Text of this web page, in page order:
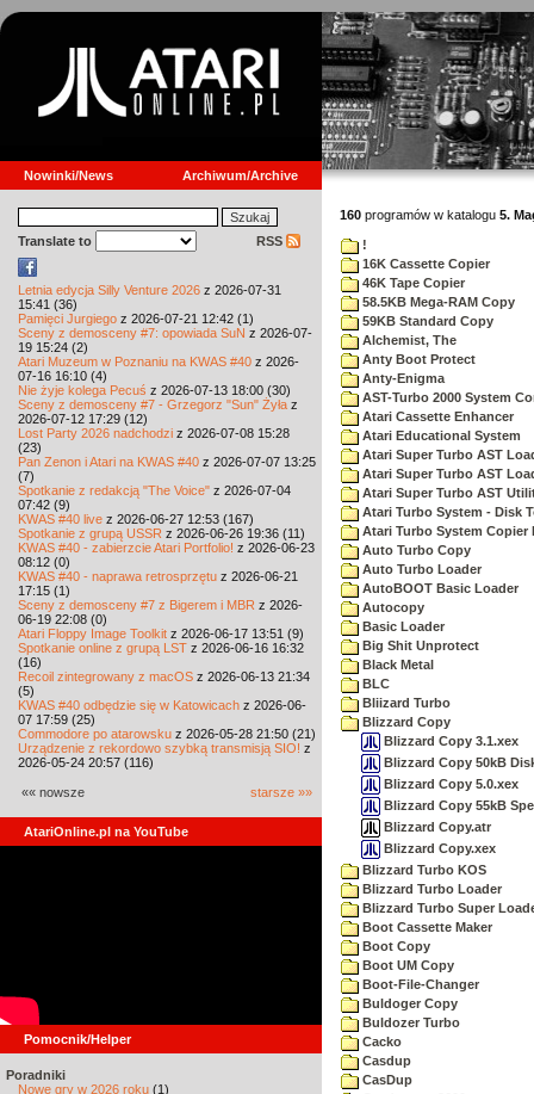
Nowinki/News Archiwum/Archive
Translate to RSS
Letnia edycja Silly Venture 2026 z 2026-07-31
15:41 (36)
Pamięci Jurgiego z 2026-07-21 12:42 (1)
Sceny z demosceny #7: opowiada SuN z 2026-07-
19 15:24 (2)
Atari Muzeum w Poznaniu na KWAS #40 z 2026-
07-16 16:10 (4)
Nie żyje kolega Pecuś z 2026-07-13 18:00 (30)
Sceny z demosceny #7 - Grzegorz "Sun" Żyła z
2026-07-12 17:29 (12)
Lost Party 2026 nadchodzi z 2026-07-08 15:28
(23)
Pan Zenon i Atari na KWAS #40 z 2026-07-07 13:25
(7)
Spotkanie z redakcją "The Voice" z 2026-07-04
07:42 (9)
KWAS #40 live z 2026-06-27 12:53 (167)
Spotkanie z grupą USSR z 2026-06-26 19:36 (11)
KWAS #40 - zabierzcie Atari Portfolio! z 2026-06-23
08:12 (0)
KWAS #40 - naprawa retrosprzętu z 2026-06-21
17:15 (1)
Sceny z demosceny #7 z Bigerem i MBR z 2026-
06-19 22:08 (0)
Atari Floppy Image Toolkit z 2026-06-17 13:51 (9)
Spotkanie online z grupą LST z 2026-06-16 16:32
(16)
Recoil zintegrowany z macOS z 2026-06-13 21:34
(5)
KWAS #40 odbędzie się w Katowicach z 2026-06-
07 17:59 (25)
Commodore po atarowsku z 2026-05-28 21:50 (21)
Urządzenie z rekordowo szybką transmisją SIO! z
2026-05-24 20:57 (116)
«« nowsze starsze »»
AtariOnline.pl na YouTube
Pomocnik/Helper
Poradniki
Nowe gry w 2026 roku (1)
160 programów w katalogu 5.
!
16K Cassette Copier
46K Tape Copier
58.5KB Mega-RAM Copy
59KB Standard Copy
Alchemist, The
Anty Boot Protect
Anty-Enigma
AST-Turbo 2000 System
Atari Cassette Enhancer
Atari Educational System
Atari Super Turbo AST
Atari Super Turbo AST
Atari Super Turbo AST
Atari Turbo System - Disk
Atari Turbo System Copier
Auto Turbo Copy
Auto Turbo Loader
AutoBOOT Basic Loader
Autocopy
Basic Loader
Big Shit Unprotect
Black Metal
BLC
Bliizard Turbo
Blizzard Copy
Blizzard Copy 3.1.xex
Blizzard Copy 50kB
Blizzard Copy 5.0.xex
Blizzard Copy 55kB
Blizzard Copy.atr
Blizzard Copy.xex
Blizzard Turbo KOS
Blizzard Turbo Loader
Blizzard Turbo Super
Boot Cassette Maker
Boot Copy
Boot UM Copy
Boot-File-Changer
Buldoger Copy
Buldozer Turbo
Cacko
Casdup
CasDup